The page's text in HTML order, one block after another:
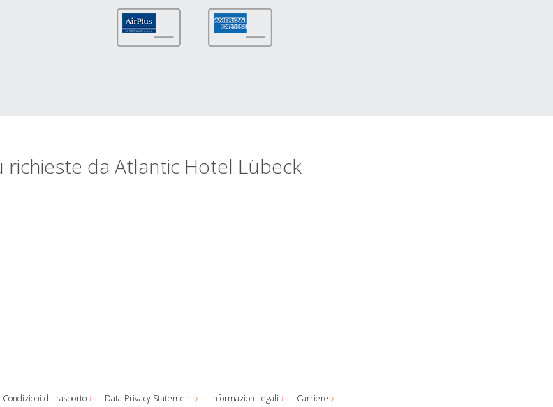
richieste da Atlantic Hotel Lübeck
Condizioni di trasporto Data Privacy Statement Informazioni legali Carriere